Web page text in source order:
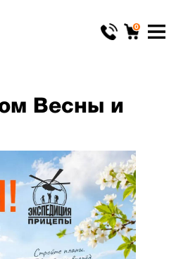
0
Весны и